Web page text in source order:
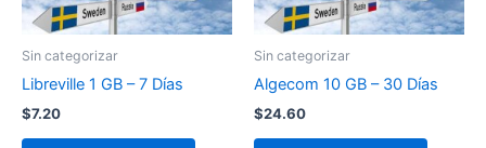
Sin categorizar
Libreville 1 GB – 7 Días
$7.20
Sin categorizar
Algecom 10 GB – 30 Días
$24.60